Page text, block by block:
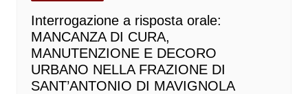
Interrogazione a risposta orale:
MANCANZA DI CURA,
MANUTENZIONE E DECORO
URBANO NELLA FRAZIONE DI
SANT’ANTONIO DI MAVIGNOLA